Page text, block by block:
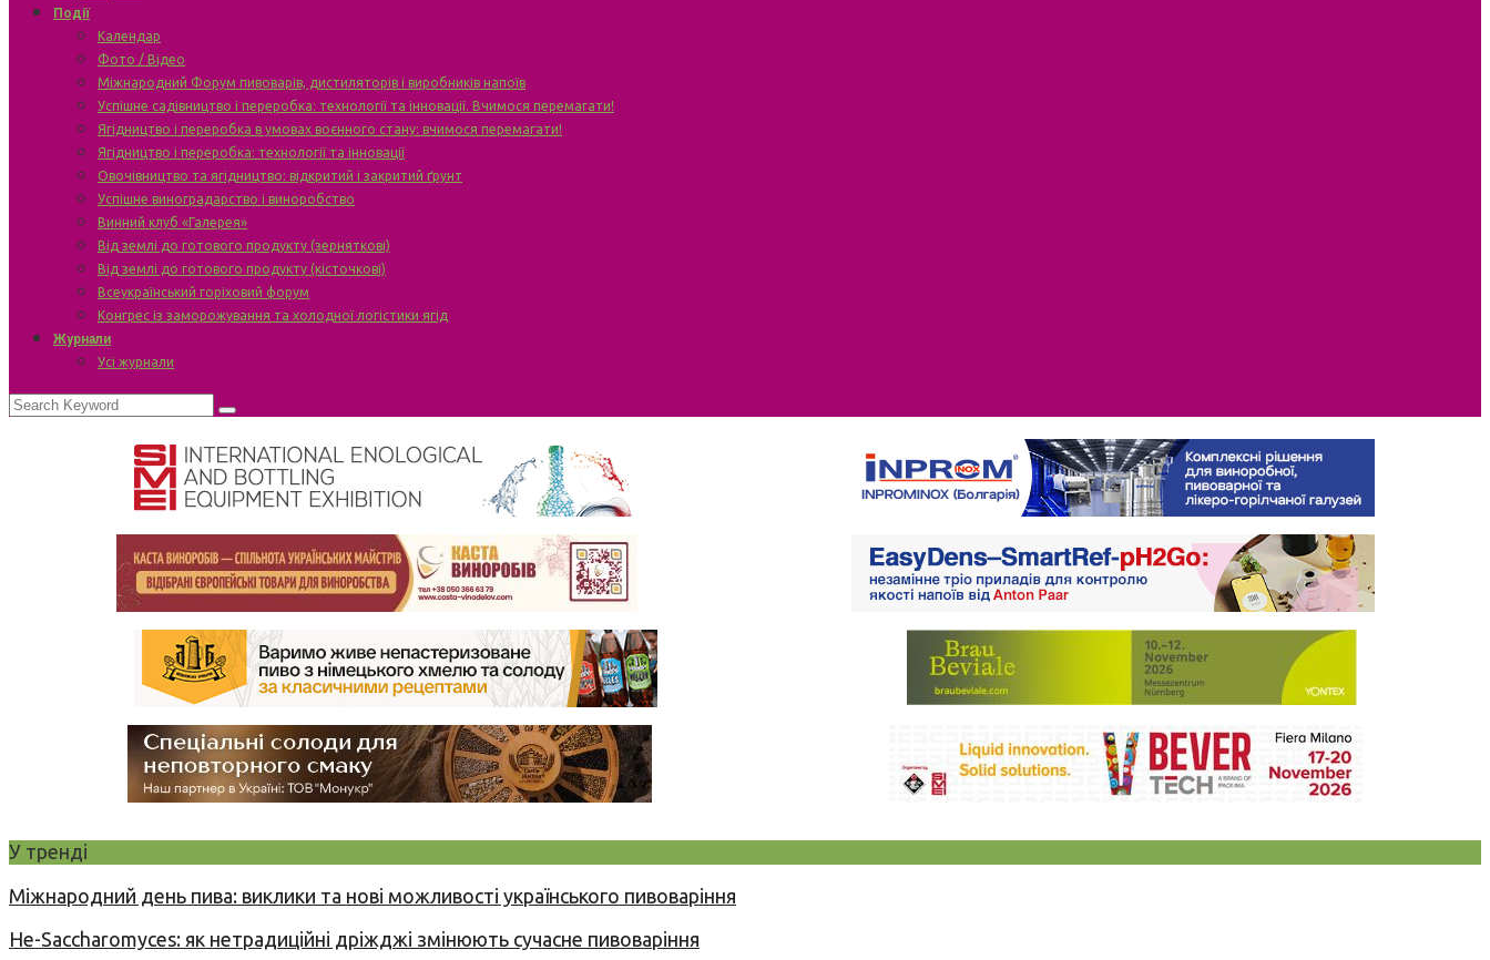
Події
Календар
Фото / Відео
Міжнародний Форум пивоварів, дистиляторів і виробників напоїв
Успішне садівництво і переробка: технології та інновації. Вчимося перемагати!
Ягідництво і переробка в умовах воєнного стану: вчимося перемагати!
Ягідництво і переробка: технології та інновації
Овочівництво та ягідництво: відкритий і закритий ґрунт
Успішне виноградарство і виноробство
Винний клуб «Галерея»
Від землі до готового продукту (зерняткові)
Від землі до готового продукту (кісточкові)
Всеукраїнський горіховий форум
Конгрес із заморожування та холодної логістики ягід
Журнали
Усі журнали
У тренді
Міжнародний день пива: виклики та нові можливості українського пивоваріння
Не-Saccharomyces: як нетрадиційні дріжджі змінюють сучасне пивоваріння